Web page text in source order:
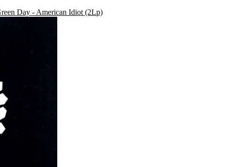
Day - American Idiot (2Lp)